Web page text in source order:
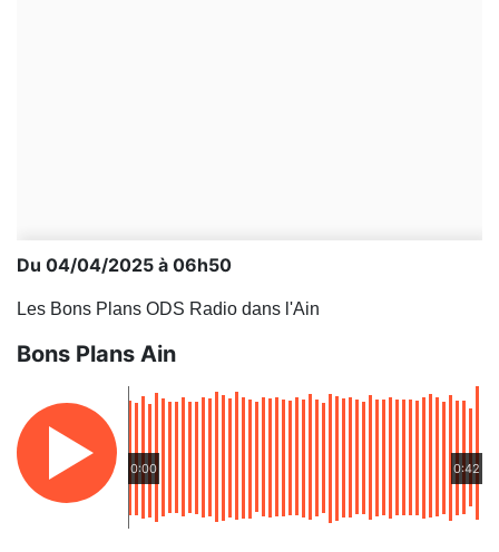
Du 04/04/2025 à 06h50
Les Bons Plans ODS Radio dans l'Ain
Bons Plans Ain
0:00 0:42